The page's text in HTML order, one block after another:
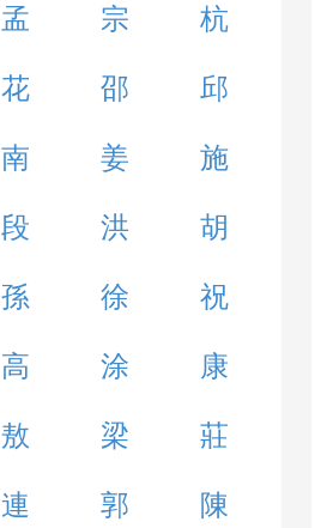
孟 宗 杭
花 邵 邱
南 姜 施
段 洪 胡
孫 徐 祝
高 涂 康
敖 梁 莊
連 郭 陳